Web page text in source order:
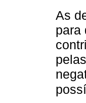
As
para